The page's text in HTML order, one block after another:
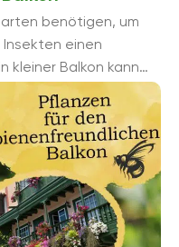
benötigen, um
einen
kleiner Balkon kann
indem